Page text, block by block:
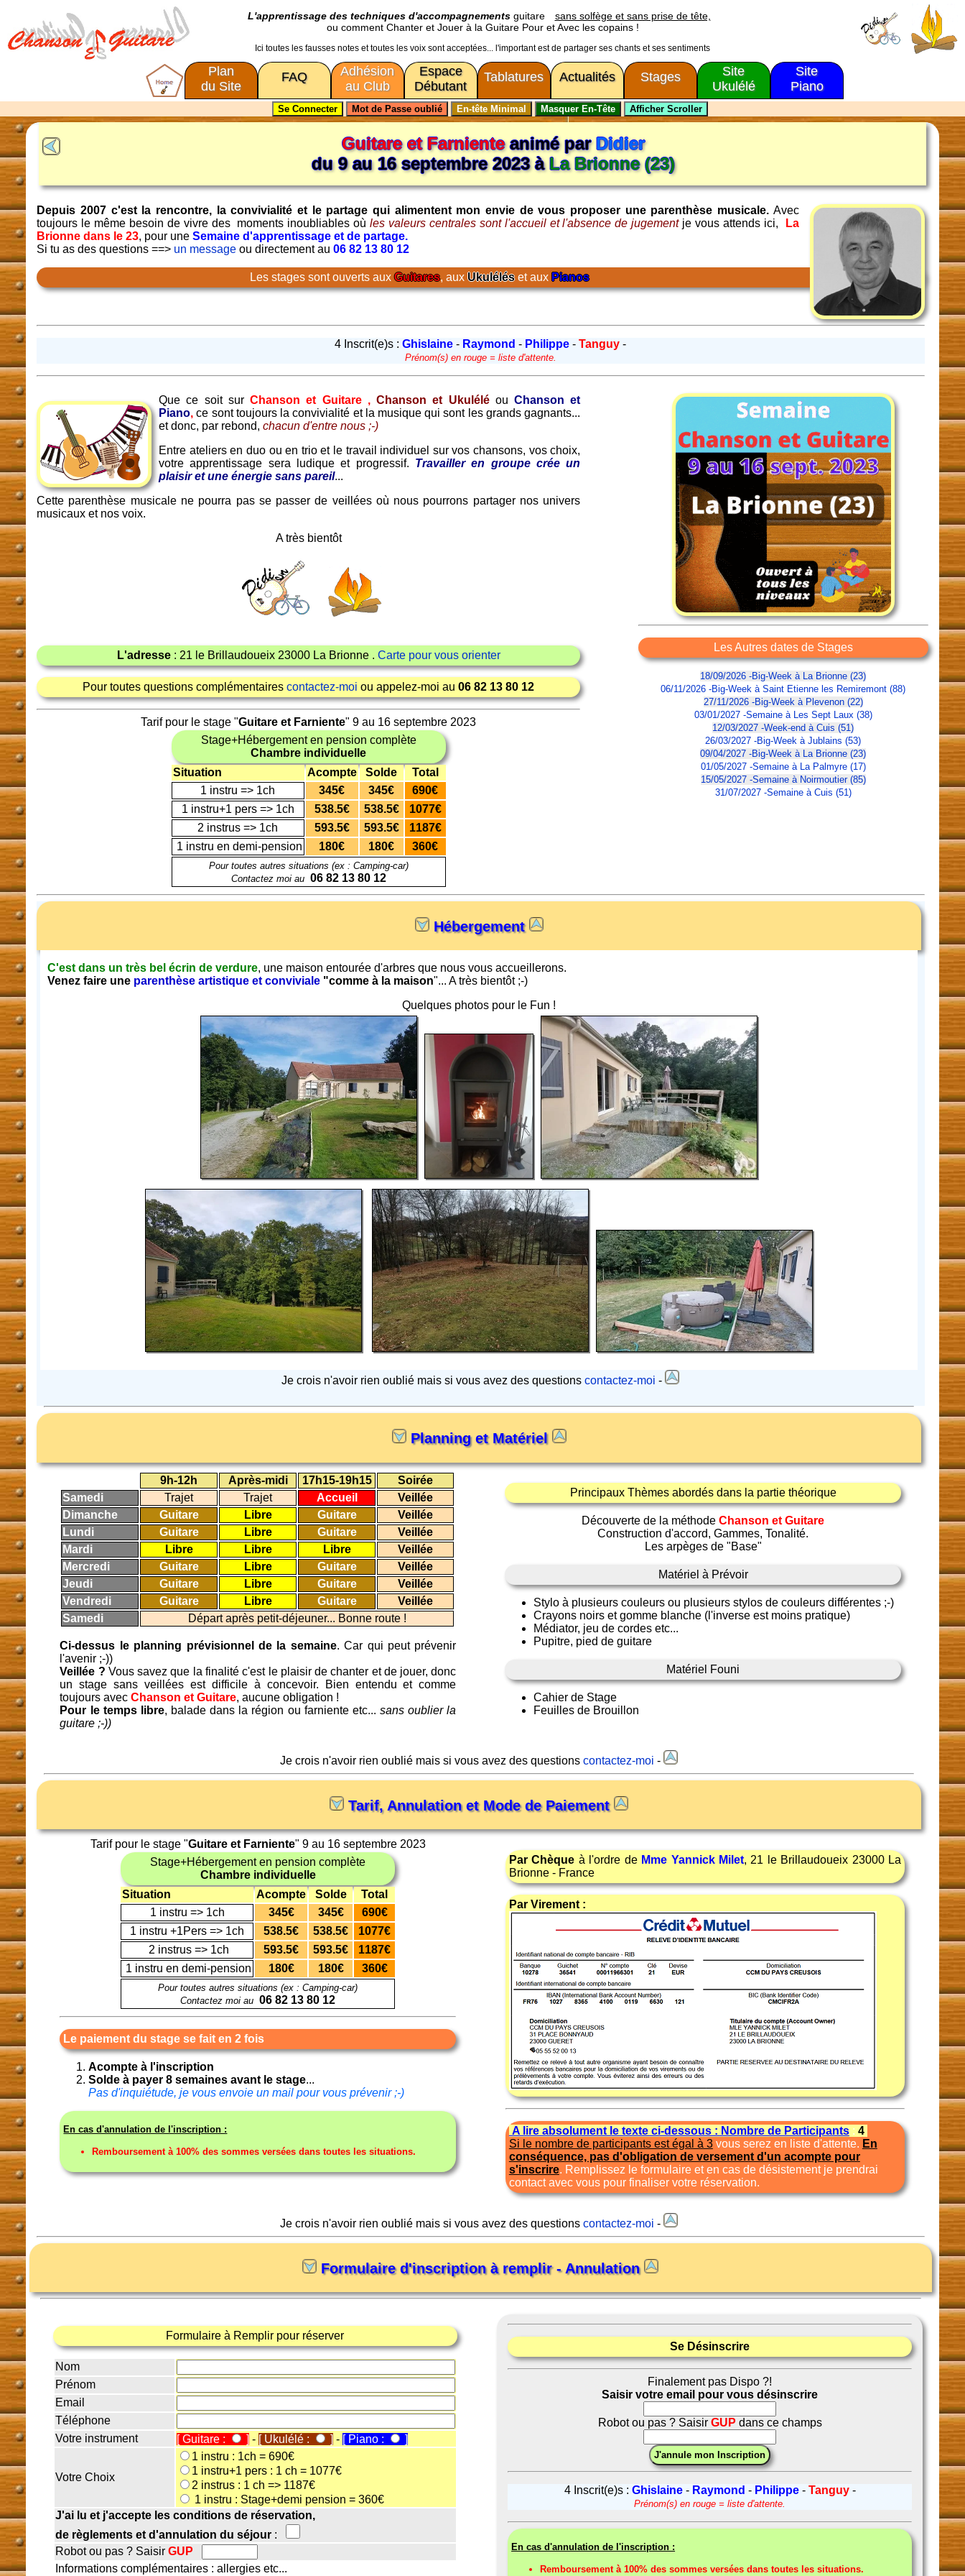
L'apprentissage des techniques d'accompagnementsguitare
sans solfège et sans prise de tête,
ou comment Chanter et Jouer à la Guitare Pour et Avec les copains !
Ici toutes les fausses notes et toutes les voix sont acceptées... l'important est de partager ses chants et ses sentiments
Plan
du Site
FAQ
Adhésion
au Club
Espace
Débutant
Tablatures Actualités Stages
Site
Ukulélé
Site
Piano
Guitare et Farnienteanimé parDidier
du 9 au 16 septembre 2023 àLa Brionne (23)
Depuis 2007 c'est la rencontre, la convivialité et le partage qui alimentent mon envie de vous proposer une parenthèse musicale.Avec
toujours le même besoin de vivre des moments inoubliables oùles valeurs centrales sont l'accueil et l'absence de jugementje vous attends ici,
La
Brionne dans le 23, pour uneSemaine d'apprentissage et de partage.
Si tu as des questions ==> un message ou directement au06 82 13 80 12
Les stages sont ouverts auxGuitares, aux Ukuléléset aux Pianos
4 Inscrit(e)s :Ghislaine - Raymond - Philippe-Tanguy -
Prénom(s) en rouge = liste d'attente.
Que ce soit surChanson et Guitare ,Chanson et Ukulélé ou Chanson et
Piano,ce sont toujours la convivialité et la musique qui sont les grands gagnants...
et donc, par rebond,chacun d'entre nous ;-)
Entre ateliers en duo ou en trio et le travail individuel sur vos chansons, vos choix,
votre apprentissage sera ludique et progressif. Travailler en groupe crée un
plaisir et une énergie sans pareil...
Cette parenthèse musicale ne pourra pas se passer de veillées où nous pourrons partager nos univers
musicaux et nos voix.
A très bientôt
L'adresse: 21 le Brillaudoueix 23000 La Brionne . Carte pour vous orienter
Pour toutes questions complémentairescontactez-moi ou appelez-moi au06 82 13 80 12
Tarif pour le stage "Guitare et Farniente" 9 au 16 septembre 2023
Stage+Hébergement en pension complète
Chambre individuelle
Situation
Acompte Solde
Total
1 instru => 1ch
345€ 345€
690€
1 instru+1 pers => 1ch
538.5€ 538.5€
1077€
2 instrus => 1ch
593.5€ 593.5€
1187€
1 instru en demi-pension
180€ 180€ 360€
Pour toutes autres situations (ex : Camping-car)
Contactez moi au 06 82 13 80 12
Les Autres dates de Stages
18/09/2026 -Big-Week à La Brionne (23)
06/11/2026 -Big-Week à Saint Etienne les Remiremont (88)
27/11/2026 -Big-Week à Plevenon (22)
03/01/2027 -Semaine à Les Sept Laux (38)
12/03/2027 -Week-end à Cuis (51)
26/03/2027 -Big-Week à Jublains (53)
09/04/2027 -Big-Week à La Brionne (23)
01/05/2027 -Semaine à La Palmyre (17)
15/05/2027 -Semaine à Noirmoutier (85)
31/07/2027 -Semaine à Cuis (51)
Hébergement
C'est dans un très bel écrin de verdure, une maison entourée d'arbres que nous vous accueillerons.
Venez faire une parenthèse artistique et conviviale "comme à la maison"... A très bientôt ;-)
Quelques photos pour le Fun !
Je crois n'avoir rien oublié mais si vous avez des questionscontactez-moi -
Planning et Matériel
9h-12h Après-midi 17h15-19h15
Soirée
Samedi
Trajet Trajet Accueil
Veillée
Dimanche
Guitare Libre Guitare
Veillée
Lundi
Guitare Libre Guitare
Veillée
Mardi
Libre Libre Libre
Veillée
Mercredi
Guitare Libre Guitare
Veillée
Jeudi
Guitare Libre Guitare
Veillée
Vendredi
Guitare Libre Guitare
Veillée
Samedi
Départ après petit-déjeuner... Bonne route !
Ci-dessus le planning prévisionnel de la semaine. Car qui peut prévenir
l'avenir ;-))
Veillée ? Vous savez que la finalité c'est le plaisir de chanter et de jouer, donc
un stage sans veillées est difficile à concevoir. Bien entendu et comme
toujours avecChanson et Guitare, aucune obligation !
Pour le temps libre, balade dans la région ou farniente etc...sans oublier la
guitare ;-))
Principaux Thèmes abordés dans la partie théorique
Découverte de la méthodeChanson et Guitare
Construction d'accord, Gammes, Tonalité.
Les arpèges de "Base"
Matériel à Prévoir
Stylo à plusieurs couleurs ou plusieurs stylos de couleurs différentes ;-)
Crayons noirs et gomme blanche (l'inverse est moins pratique)
Médiator, jeu de cordes etc...
Pupitre, pied de guitare
Matériel Founi
Cahier de Stage
Feuilles de Brouillon
Je crois n'avoir rien oublié mais si vous avez des questionscontactez-moi -
Tarif, Annulation et Mode de Paiement
Tarif pour le stage "Guitare et Farniente" 9 au 16 septembre 2023
Stage+Hébergement en pension complète
Chambre individuelle
Situation
Acompte Solde
Total
1 instru => 1ch
345€ 345€
690€
1 instru +1Pers => 1ch
538.5€ 538.5€
1077€
2 instrus => 1ch
593.5€ 593.5€
1187€
1 instru en demi-pension
180€ 180€ 360€
Pour toutes autres situations (ex : Camping-car)
Contactez moi au 06 82 13 80 12
Le paiement du stage se fait en 2 fois
Acompte à l'inscription
Solde à payer 8 semaines avant le stage...
Pas d'inquiétude, je vous envoie un mail pour vous prévenir ;-)
En cas d'annulation de l'inscription :
Remboursement à 100% des sommes versées dans toutes les situations.
Par Chèque à l'ordre de Mme Yannick Milet, 21 le Brillaudoueix 23000 La
Brionne - France
Par Virement :
A lire absolument le texte ci-dessous : Nombre de Participants: 4
Si le nombre de participants est égal à 3vous serez en liste d'attente. En
conséquence, pas d'obligation de versement d'un acompte pour
s'inscrire. Remplissez le formulaire et en cas de désistement je prendrai
contact avec vous pour finaliser votre réservation.
Je crois n'avoir rien oublié mais si vous avez des questionscontactez-moi -
Formulaire d'inscription à remplir - Annulation
Formulaire à Remplir pour réserver
Nom
Prénom
Email
Téléphone
Votre instrument
[ Guitare : ] - [ Ukulélé : ] - [ Piano : ]
Votre Choix
1 instru : 1ch = 690€
1 instru+1 pers : 1 ch = 1077€
2 instrus : 1 ch => 1187€
1 instru : Stage+demi pension = 360€
J'ai lu et j'accepte les conditions de réservation,
de règlements et d'annulation du séjour:
Robot ou pas ? Saisir GUP
Informations complémentaires : allergies etc...
Se Désinscrire
Finalement pas Dispo ?!
Saisir votre email pour vous désinscrire
Robot ou pas ? Saisir GUP dans ce champs
4 Inscrit(e)s : Ghislaine- Raymond - Philippe - Tanguy-
Prénom(s) en rouge = liste d'attente.
En cas d'annulation de l'inscription :
Remboursement à 100% des sommes versées dans toutes les situations.